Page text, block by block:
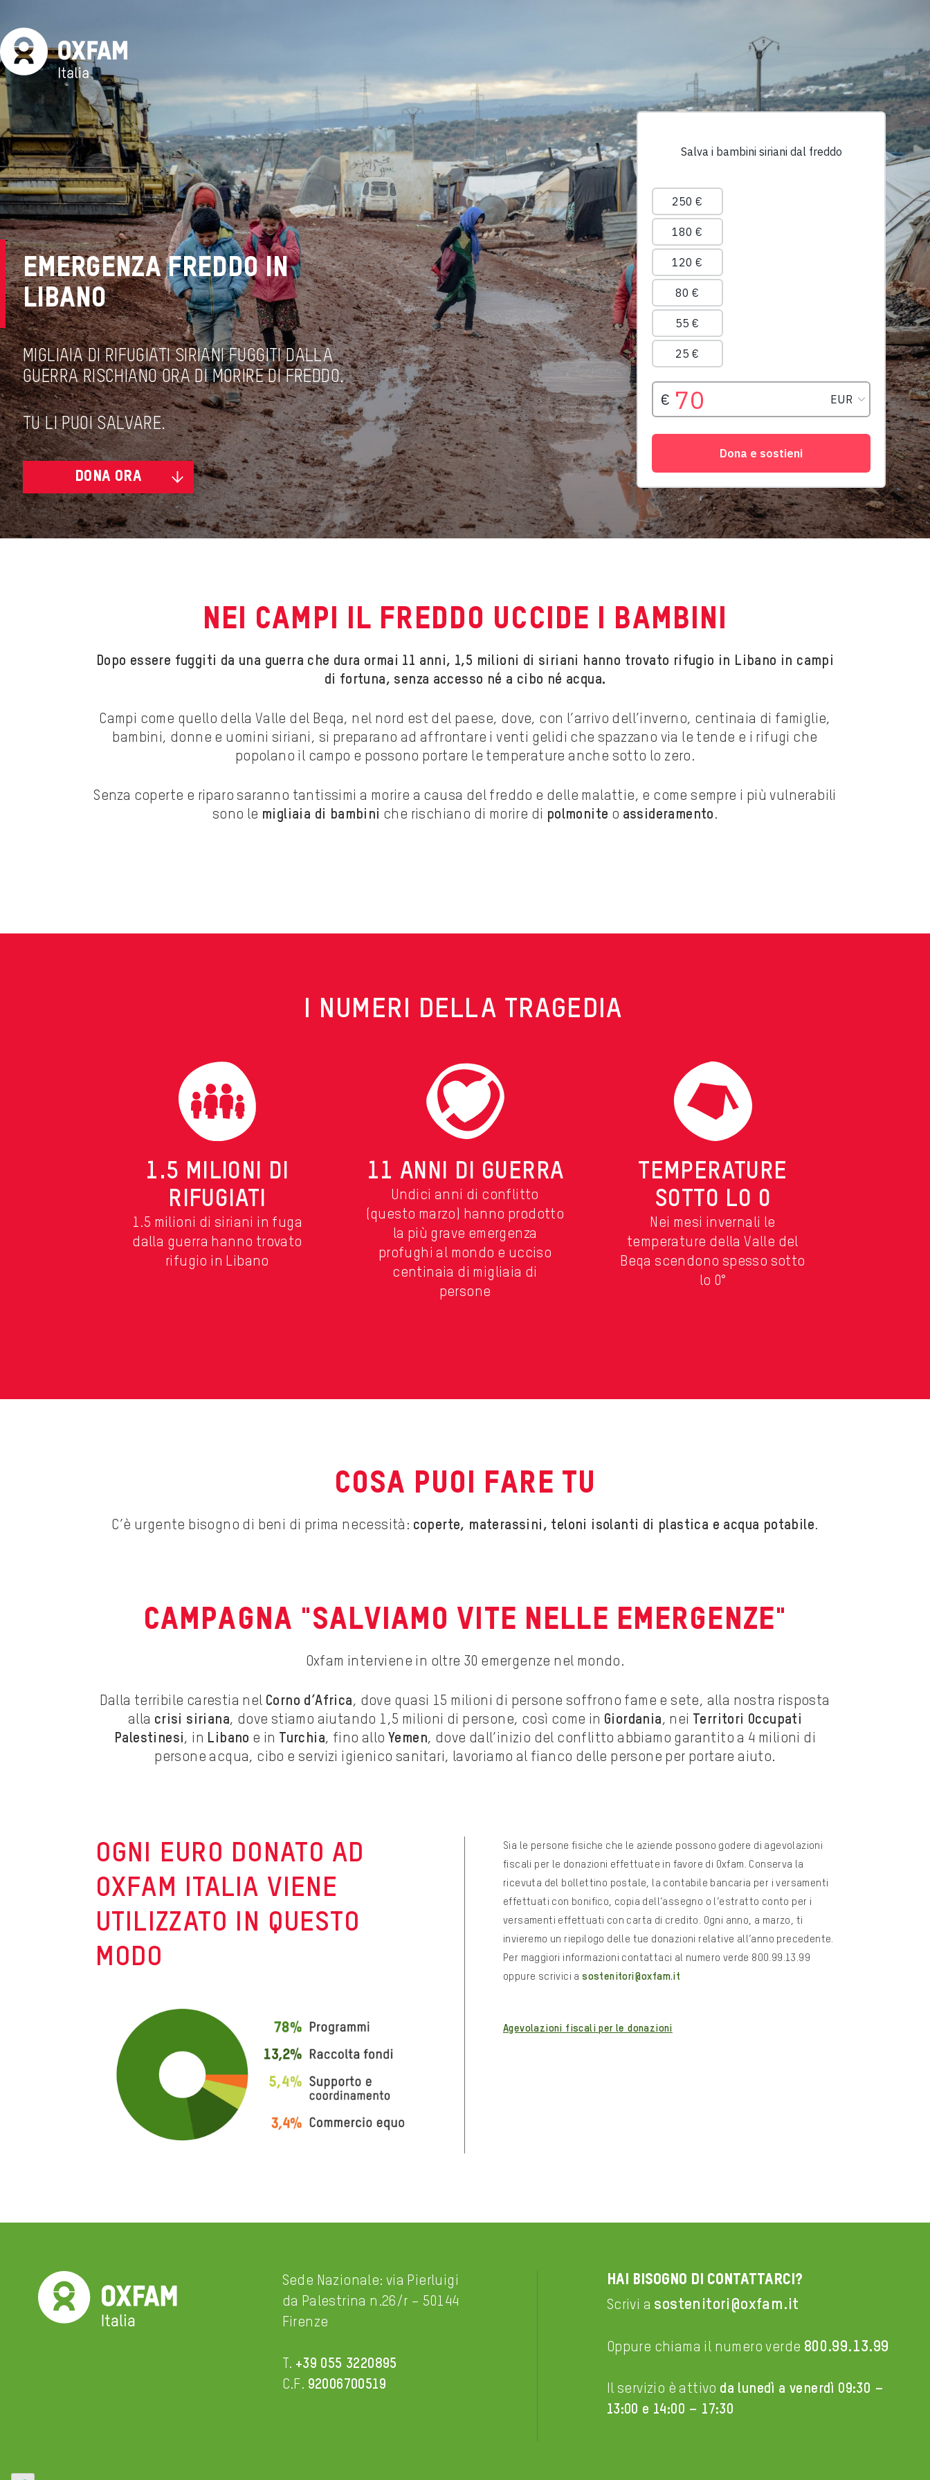
EMERGENZA FREDDO IN
LIBANO
MIGLIAIA DI RIFUGIATI SIRIANI FUGGITI DALLA
GUERRA RISCHIANO ORA DI MORIRE DI FREDDO.
TU LI PUOI SALVARE.
DONA ORA
NEI CAMPI IL FREDDO UCCIDE I BAMBINI
Dopo essere fuggiti da una guerra che dura ormai 11 anni, 1,5 milioni di siriani hanno trovato rifugio in Libano in campi
di fortuna, senza accesso né a cibo né acqua.
Campi come quello della Valle del Beqa, nel nord est del paese, dove, con l’arrivo dell’inverno, centinaia di famiglie,
bambini, donne e uomini siriani, si preparano ad affrontare i venti gelidi che spazzano via le tende e i rifugi che
popolano il campo e possono portare le temperature anche sotto lo zero.
Senza coperte e riparo saranno tantissimi a morire a causa del freddo e delle malattie, e come sempre i più vulnerabili
sono le migliaia di bambini che rischiano di morire di polmonite o assideramento .
I NUMERI DELLA TRAGEDIA
1.5 MILIONI DI
RIFUGIATI
1.5 milioni di siriani in fuga
dalla guerra hanno trovato
rifugio in Libano
11 ANNI DI GUERRA
Undici anni di conflitto
(questo marzo) hanno prodotto
la più grave emergenza
profughi al mondo e ucciso
centinaia di migliaia di
persone
TEMPERATURE
SOTTO LO 0
Nei mesi invernali le
temperature della Valle del
Beqa scendono spesso sotto
lo 0°
COSA PUOI FARE TU
C’è urgente bisogno di beni di prima necessità: coperte, materassini, teloni isolanti di plastica e acqua potabile.
CAMPAGNA "SALVIAMO VITE NELLE EMERGENZE"
Oxfam interviene in oltre 30 emergenze nel mondo.
Dalla terribile carestia nel Corno d’Africa, dove quasi 15 milioni di persone soffrono fame e sete, alla nostra risposta
alla crisi siriana, dove stiamo aiutando 1,5 milioni di persone, così come in Giordania, nei Territori Occupati
Palestinesi, in Libano e in Turchia, fino allo Yemen, dove dall’inizio del conflitto abbiamo garantito a 4 milioni di
persone acqua, cibo e servizi igienico sanitari, lavoriamo al fianco delle persone per portare aiuto.
OGNI EURO DONATO AD
OXFAM ITALIA VIENE
UTILIZZATO IN QUESTO
MODO
Sia le persone fisiche che le aziende possono godere di agevolazioni
fiscali per le donazioni effettuate in favore di Oxfam. Conserva la
ricevuta del bollettino postale, la contabile bancaria per i versamenti
effettuati con bonifico, copia dell’assegno o l’estratto conto per i
versamenti effettuati con carta di credito. Ogni anno, a marzo, ti
invieremo un riepilogo delle tue donazioni relative all’anno precedente.
Per maggiori informazioni contattaci al numero verde 800.99.13.99
oppure scrivici asostenitori@oxfam.it
Agevolazioni fiscali per le donazioni
Sede Nazionale: via Pierluigi
da Palestrina n.26/r – 50144
Firenze
T. +39 055 3220895
C.F. 92006700519
Hai bisogno di contattarci?
Scrivi a sostenitori@oxfam.it
Oppure chiama il numero verde 800.99.13.99
Il servizio è attivo da lunedì a venerdì 09:30 –
13:00 e 14:00 – 17:30